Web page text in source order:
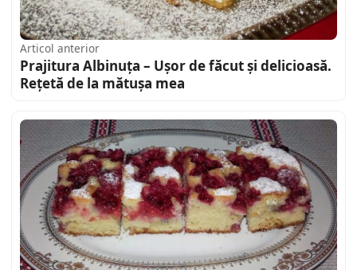
Articol anterior
Prajitura Albinuța – Ușor de făcut și delicioasă.
Rețetă de la mătușa mea